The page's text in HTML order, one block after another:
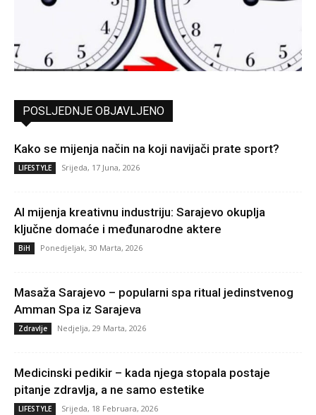
POSLJEDNJE OBJAVLJENO
Kako se mijenja način na koji navijači prate sport?
LIFESTYLE Srijeda, 17 Juna, 2026
AI mijenja kreativnu industriju: Sarajevo okuplja
ključne domaće i međunarodne aktere
BiH Ponedjeljak, 30 Marta, 2026
Masaža Sarajevo – popularni spa ritual jedinstvenog
Amman Spa iz Sarajeva
Zdravlje Nedjelja, 29 Marta, 2026
Medicinski pedikir – kada njega stopala postaje
pitanje zdravlja, a ne samo estetike
LIFESTYLE Srijeda, 18 Februara, 2026